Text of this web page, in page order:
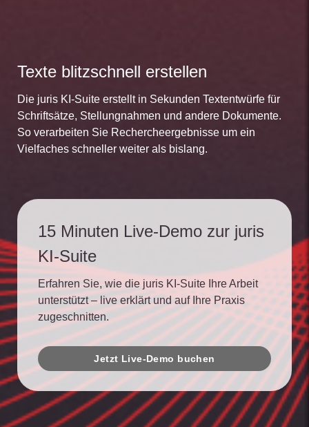
Texte blitzschnell erstellen
Die juris KI-Suite erstellt in Sekunden Textentwürfe für
Schriftsätze, Stellungnahmen und andere Dokumente.
So verarbeiten Sie Rechercheergebnisse um ein
Vielfaches schneller weiter als bislang.
15 Minuten Live-Demo zur juris
KI-Suite
Erfahren Sie, wie die juris KI-Suite Ihre Arbeit
unterstützt – live erklärt und auf Ihre Praxis
zugeschnitten.
Jetzt Live-Demo buchen